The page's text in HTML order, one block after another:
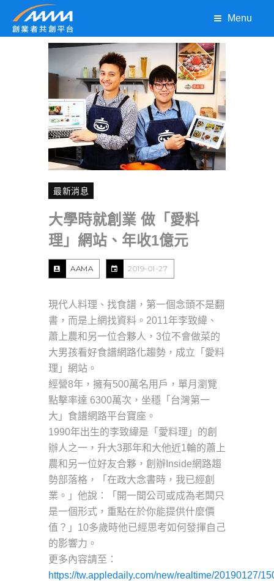
Menu
最新消息
大學時就創業 做「愛料
理」網站、年收1億元
AAMA 2019-01-27
現代人料理、找食譜，第一個念頭不是翻
書，而是上網找資料。2011年李致緯、
蕭上農和另一位合夥人，3位不會做菜的
大男孩看好食譜網路化趨勢，成立「愛料
理」網站。
經營8年，擁有500萬名用戶，單月瀏覽
點擊率達 6300萬次，坐穩「台灣第一
大」食譜網路平台寶座。
1990年出生的李致緯是「愛料理」的創
辦人之一，升大3那年和大他近1輪的蕭上
農和另一位好友合夥，創辦Inside網路趨
勢部落格，「在政大念書時，我已經創
業。」他說：「開一間公司或成為老闆只
是一個形式，重點在於你能提供什麼價
值？」10多歲時他已經思考如何發揮自己
的影響力。
更多內容請至：
https://tw.appledaily.com/new/realtime/20190127/